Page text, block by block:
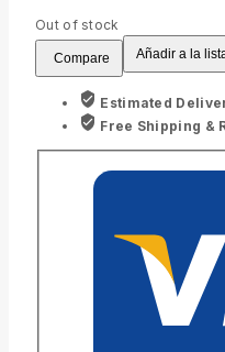
Out of stock
Compare Añadir a la
Estimated
Free Shipping &